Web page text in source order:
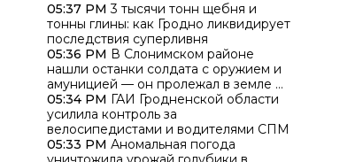
05:37 PM 3 тысячи тонн щебня и
тонны глины: как Гродно ликвидирует
последствия суперливня
05:36 PM В Слонимском районе
нашли останки солдата с оружием и
амуницией — он пролежал в земле 85
лет
05:34 PM ГАИ Гродненской области
усилила контроль за
велосипедистами и водителями СПМ
05:33 PM Аномальная погода